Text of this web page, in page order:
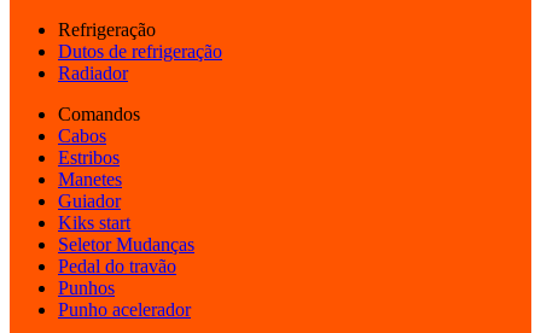
Refrigeração
Dutos de refrigeração
Radiador
Comandos
Cabos
Estribos
Manetes
Guiador
Kiks start
Seletor Mudanças
Pedal do travão
Punhos
Punho acelerador